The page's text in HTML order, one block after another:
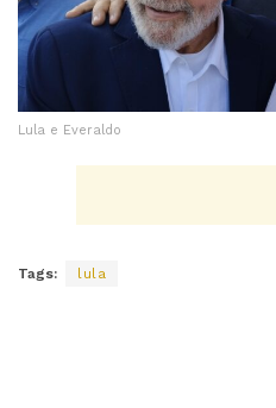
Lula e Everaldo
Tags: lula